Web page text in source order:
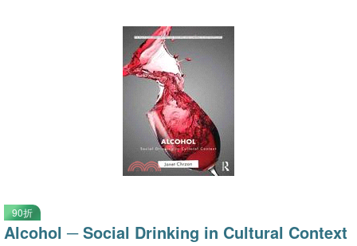
偉大的迷走神經
90折
Alcohol ─ Social Drinking in Cultural Context